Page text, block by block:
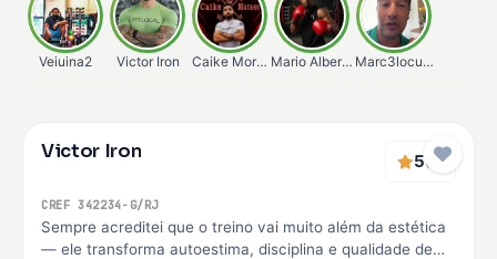
Veiuina2 Victor Iron Caike MoraesMario Alberto Marc3locunha
Premium
Victor Iron 5(2)
CREF 342234-G/RJ
Sempre acreditei que o treino vai muito além da estética
— ele transforma autoestima, disciplina e qualidade de